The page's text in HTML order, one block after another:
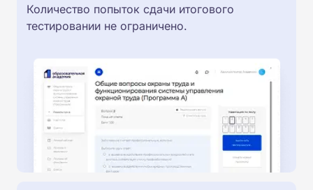
Количество попыток сдачи итогового
тестировании не ограничено.